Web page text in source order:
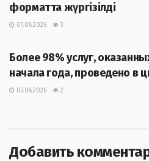
форматта жүргізілді
07.08.2026
3
Более 98% услуг,
начала года, проведено
07.08.2026 2
Добавить